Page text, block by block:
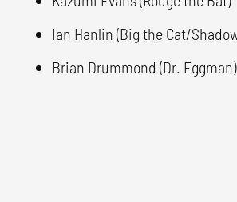
Ian Hanlin (Big the Cat/
Brian Drummond (Dr. Eggman)